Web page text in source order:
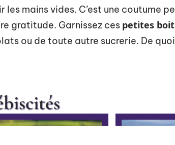
mains vides. C’est une coutume
gratitude. Garnissez ces petites
ou de toute autre sucrerie. De